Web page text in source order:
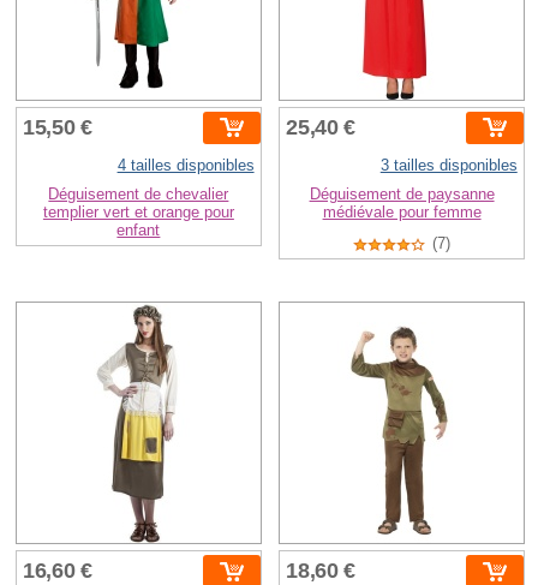
15,50 €
4 tailles disponibles
Déguisement de chevalier
templier vert et orange pour
enfant
25,40 €
3 tailles disponibles
Déguisement de paysanne
médiévale pour femme
(7)
16,60 € 18,60 €